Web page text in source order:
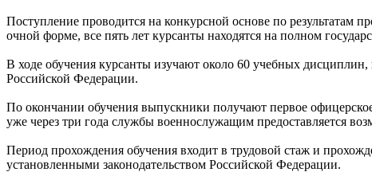
Поступление проводится на конкурсной основе по результатам
очной форме, все пять лет курсанты находятся на полном
В ходе обучения курсанты изучают около 60 учебных
Российской Федерации.
По окончании обучения выпускники получают первое
уже через три года службы военнослужащим предоставляется
Период прохождения обучения входит в трудовой стаж и
установленными законодательством Российской Федерации.